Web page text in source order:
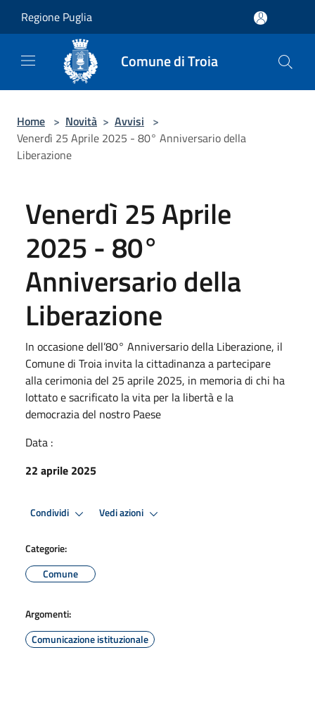
Regione Puglia
Comune di Troia
Home > Novità > Avvisi >
Venerdì 25 Aprile 2025 - 80° Anniversario della
Liberazione
Venerdì 25 Aprile
2025 - 80°
Anniversario della
Liberazione
In occasione dell’80° Anniversario della Liberazione, il
Comune di Troia invita la cittadinanza a partecipare
alla cerimonia del 25 aprile 2025, in memoria di chi ha
lottato e sacrificato la vita per la libertà e la
democrazia del nostro Paese
Data :
22 aprile 2025
Condividi Vedi azioni
Categorie:
Comune
Argomenti:
Comunicazione istituzionale